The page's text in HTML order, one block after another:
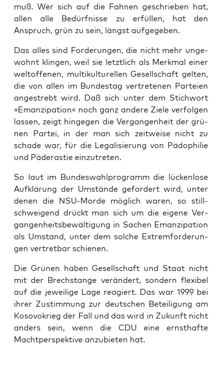
muß. Wer sich auf die Fah­nen geschrie­ben hat,
allen alle Bedürf­nis­se zu erfül­len, hat den
Anspruch, grün zu sein, längst aufgegeben.
Das alles sind For­de­run­gen, die nicht mehr unge­
wohnt klin­gen, weil sie letzt­lich als Merk­mal einer
welt­of­fe­nen, mul­ti­kul­tu­rel­len Gesell­schaft gel­ten,
die von allen im Bun­des­tag ver­tre­te­nen Par­tei­en
ange­strebt wird. Daß sich unter dem Stich­wort
»Eman­zi­pa­ti­on« noch ganz ande­re Zie­le ver­fol­gen
las­sen, zeigt hin­ge­gen die Ver­gan­gen­heit der grü­
nen Par­tei, in der man sich zeit­wei­se nicht zu
scha­de war, für die Lega­li­sie­rung von Pädo­phi­lie
und Päd­eras­tie einzutreten.
So laut im Bun­des­wahl­pro­gramm die lücken­lo­se
Auf­klä­rung der Umstän­de gefor­dert wird, unter
denen die NSU-Mor­de mög­lich waren, so still­
schwei­gend drückt man sich um die eige­ne Ver­
gan­gen­heits­be­wäl­ti­gung in Sachen Eman­zi­pa­ti­on
als Umstand, unter dem sol­che Extrem­for­de­run­
gen ver­tret­bar schienen.
Die Grü­nen haben Gesell­schaft und Staat nicht
mit der Brech­stan­ge ver­än­dert, son­dern fle­xi­bel
auf die jewei­li­ge Lage reagiert. Das war 1999 bei
ihrer Zustim­mung zur deut­schen Betei­li­gung am
Koso­vo­krieg der Fall und das wird in Zukunft nicht
anders sein, wenn die CDU eine ernst­haf­te
Macht­per­spek­ti­ve anzu­bie­ten hat.